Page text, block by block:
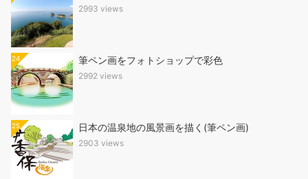
2993 views
24 筆ペン画をフォトショップで彩色
2992 views
25 日本の温泉地の風景画を描く(筆ペン画)
2903 views